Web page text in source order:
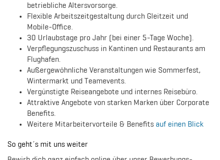
betriebliche Altersvorsorge.
Flexible Arbeitszeitgestaltung durch Gleitzeit und
Mobile-Office.
30 Urlaubstage pro Jahr (bei einer 5-Tage Woche).
Verpflegungszuschuss in Kantinen und Restaurants am
Flughafen.
Außergewöhnliche Veranstaltungen wie Sommerfest,
Wintermarkt und Teamevents.
Vergünstigte Reiseangebote und internes Reisebüro.
Attraktive Angebote von starken Marken über Corporate
Benefits.
Weitere Mitarbeitervorteile & Benefits auf einen Blick
So geht´s mit uns weiter